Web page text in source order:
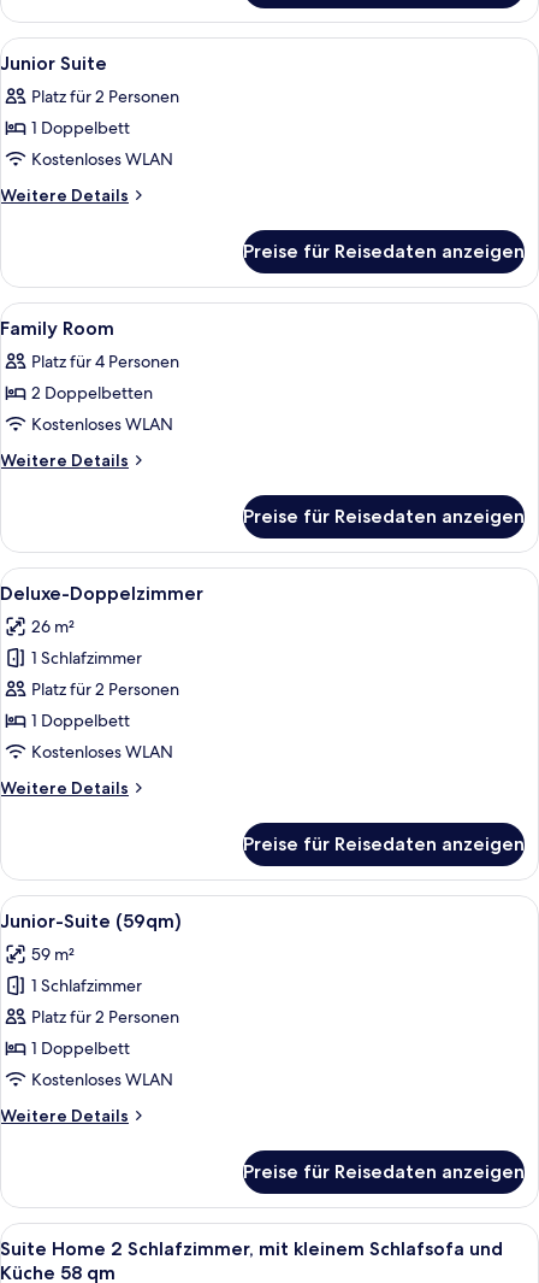
Deluxe
Room
Alle
Fotos
für
Junior
Suite
anzeigen
Ein modernes Hotelzimmer mit
5
Junior Suite
Platz für 2 Personen
1 Doppelbett
Kostenloses WLAN
Weitere Details
Weitere
Suite
Preise für Reisedaten anzeigen
Alle
Fotos
für
Family
Room
anzeigen
Ein modernes Badezimmer mit
4
Family Room
Platz für 4 Personen
2 Doppelbetten
Kostenloses WLAN
Weitere Details
Weitere
Room
Preise für Reisedaten anzeigen
Alle
Fotos
für
Deluxe-
Doppelzimmer
anzeigen
Ein modernes Hotelzimmer mit
4
Deluxe-Doppelzimmer
26 m²
1 Schlafzimmer
Platz für 2 Personen
1 Doppelbett
Kostenloses WLAN
Weitere Details
Weitere
Doppelzimmer
Preise für Reisedaten anzeigen
Alle
Fotos
für
Junior-
Suite
(59qm)
anzeigen
Ein modernes Hotelzimmer mit
5
Junior-Suite (59qm)
59 m²
1 Schlafzimmer
Platz für 2 Personen
1 Doppelbett
Kostenloses WLAN
Weitere Details
Weitere
Suite
(59qm)
Preise für Reisedaten anzeigen
Alle
Fotos
Ein modernes Wohnzimmer mit
5
Suite Home 2 Schlafzimmer, mit kleinem Schlafsofa und
Küche 58 qm